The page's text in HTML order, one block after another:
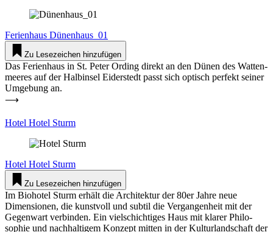
Feri­enhaus Dünenhaus_01
Zu Lesezeichen hinzufügen
Das Feri­enhaus in St. Peter Ording direkt an den Dünen des Wat­ten­
meeres auf der Halb­insel Eider­stedt passt sich optisch perfekt seiner
Umgebung an.
⟶
Hotel Hotel Sturm
Hotel Hotel Sturm
Zu Lesezeichen hinzufügen
Im Bio­hotel Sturm erhält die Archi­tektur der 80er Jahre neue
Dimen­sionen, die kunstvoll und subtil die Ver­gan­genheit mit der
Gegenwart ver­binden. Ein viel­schich­tiges Haus mit klarer Phi­lo­
sophie und nach­hal­tigem Konzept mitten in der Kul­tur­land­schaft der